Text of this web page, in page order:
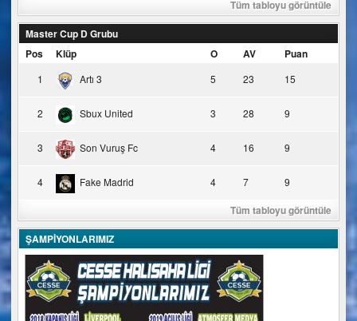
Tüm tabloyu görüntüle
Master Cup D Grubu
Pos
Klüp O AV Puan
1 Artı 3 5 23 15
2 Sbux United 3 28 9
3 Son Vuruş Fc 4 16 9
4 Fake Madrid 4 7 9
Tüm tabloyu görüntüle
ŞAMPİYONLARIMIZ